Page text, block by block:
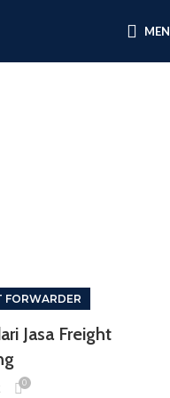
FORWARDER
Jasa Freight
0